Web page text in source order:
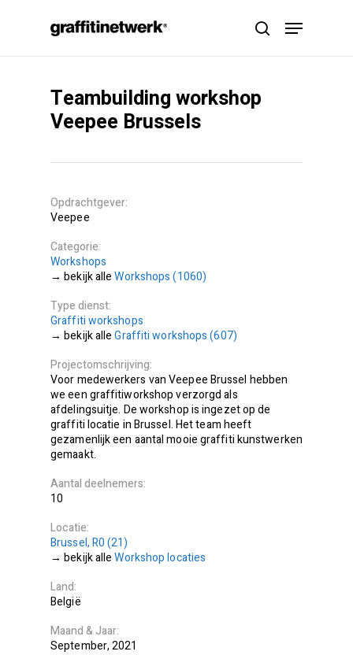
search
Menu
Teambuilding workshop
Veepee Brussels
Opdrachtgever
Veepee
Categorie
Workshops
Workshops (1060)
Type dienst
Graffiti workshops
Graffiti workshops (607)
Projectomschrijving
Voor medewerkers van Veepee Brussel hebben
we een graffitiworkshop verzorgd als
afdelingsuitje. De workshop is ingezet op de
graffiti locatie in Brussel. Het team heeft
gezamenlijk een aantal mooie graffiti kunstwerken
gemaakt.
Aantal deelnemers
10
Locatie
Brussel, R0 (21)
bekijk alleWorkshop locaties
Land
België
Maand
Jaar
September 2021